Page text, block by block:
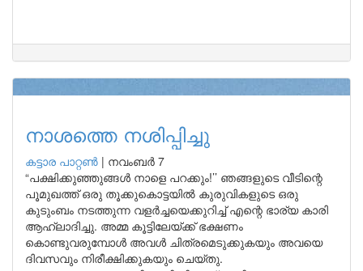
നാശത്തെ നശിപ്പിച്ചു
കട്ടാര പാറ്റൺ | നവംബർ 7
“പക്ഷിക്കുഞ്ഞുങ്ങൾ നാളെ പറക്കും!’’ ഞങ്ങളുടെ വീടിന്റെ
പൂമുഖത്ത് ഒരു തൂക്കുകൊട്ടയിൽ കുരുവികളുടെ ഒരു
കുടുംബം നടത്തുന്ന വളർച്ചയെക്കുറിച്ച് എന്റെ ഭാര്യ കാരി
ആഹ്ലാദിച്ചു. അമ്മ കൂട്ടിലേയ്ക്ക് ഭക്ഷണം
കൊണ്ടുവരുമ്പോൾ അവൾ ചിത്രമെടുക്കുകയും അവയെ
ദിവസവും നിരീക്ഷിക്കുകയും ചെയ്തു.